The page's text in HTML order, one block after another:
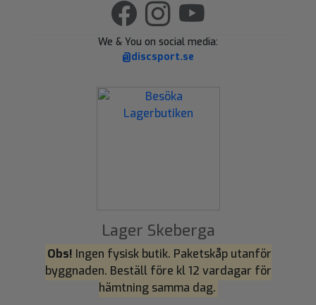
We & You on social media:
@discsport.se
Lager Skeberga
Obs! Ingen fysisk butik. Paketskåp utanför
byggnaden. Beställ före kl 12 vardagar för
hämtning samma dag.